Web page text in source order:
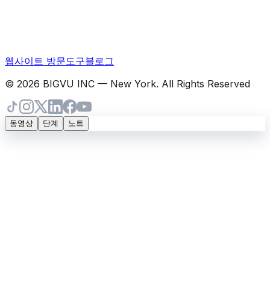
웹사이트 방문도구블로그
© 2026 BIGVU INC — New York. All Rights Reserved
동영상 단계 노트